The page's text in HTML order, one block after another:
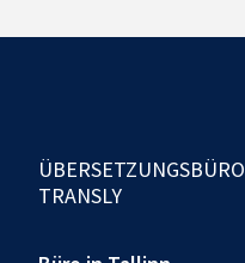
ÜBERSETZUNGSBÜRO
TRANSLY